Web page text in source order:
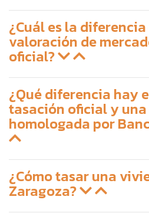
¿Cuál es la
valoración de
oficial?
¿Qué diferencia hay
tasación oficial y
homologada por
¿Cómo tasar una
Zaragoza?